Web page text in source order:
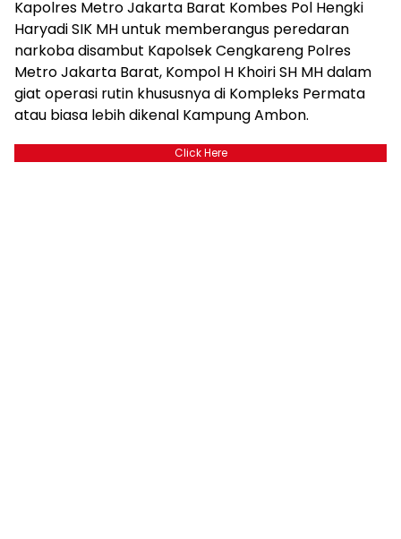
Kapolres Metro Jakarta Barat Kombes Pol Hengki
Haryadi SIK MH untuk memberangus peredaran
narkoba disambut Kapolsek Cengkareng Polres
Metro Jakarta Barat, Kompol H Khoiri SH MH dalam
giat operasi rutin khususnya di Kompleks Permata
atau biasa lebih dikenal Kampung Ambon.
Click Here